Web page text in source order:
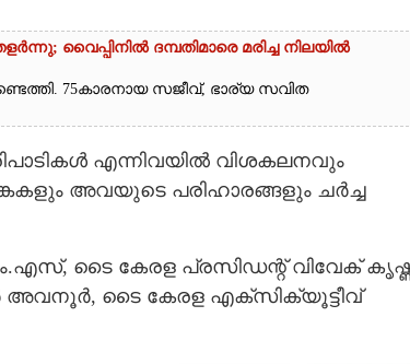
വൈപ്പിനിൽ ദമ്പതിമാരെ മരിച്ച നിലയിൽ
75കാരനായ സജീവ്, ഭാര്യ സവിത
എന്നിവയിൽ വിശകലനവും
അവയുടെ പരിഹാരങ്ങളും ചർച്ച
ടൈ കേരള പ്രസിഡന്റ് വിവേക്
അവനൂർ, ടൈ കേരള എക്‌സിക്യൂട്ടീവ്